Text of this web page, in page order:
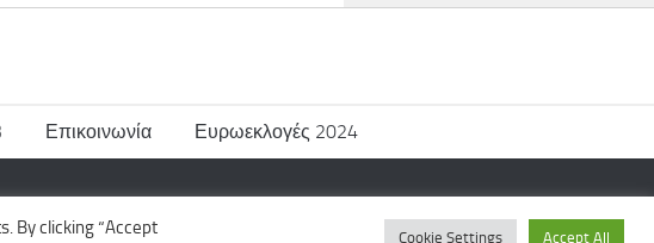
Επικοινωνία Ευρωεκλογές 2024
By clicking “Accept
Cookie Settings Accept All